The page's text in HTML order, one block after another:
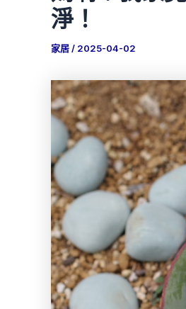
淨！
家居/ 2025-04-02